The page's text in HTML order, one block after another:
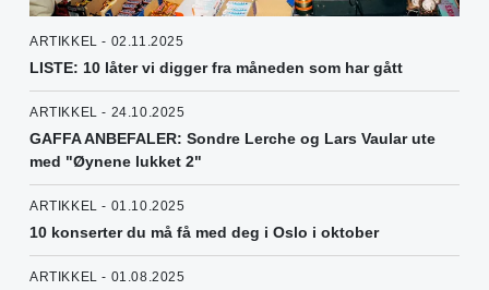
ARTIKKEL - 02.11.2025
LISTE: 10 låter vi digger fra måneden som har gått
ARTIKKEL - 24.10.2025
GAFFA ANBEFALER: Sondre Lerche og Lars Vaular ute
med "Øynene lukket 2"
ARTIKKEL - 01.10.2025
10 konserter du må få med deg i Oslo i oktober
ARTIKKEL - 01.08.2025